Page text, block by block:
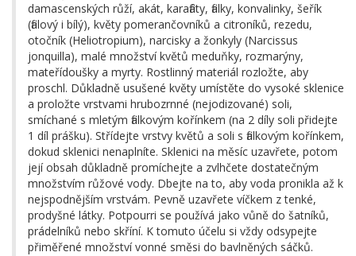
damascenských růží, akát, karafiáty, fialky, konvalinky, šeřík
(fialový i bílý), květy pomerančovníků a citroníků, rezedu,
otočník (Heliotropium), narcisky a žonkyly (Narcissus
jonquilla), malé množství květů meduňky, rozmarýny,
mateřídoušky a myrty. Rostlinný materiál rozložte, aby
proschl. Důkladně usušené květy umístěte do vysoké sklenice
a proložte vrstvami hrubozrnné (nejodizované) soli,
smíchané s mletým fialkovým kořínkem (na 2 díly soli přidejte
1 díl prášku). Střídejte vrstvy květů a soli s fialkovým kořínkem,
dokud sklenici nenaplníte. Sklenici na měsíc uzavřete, potom
její obsah důkladně promíchejte a zvlhčete dostatečným
množstvím růžové vody. Dbejte na to, aby voda pronikla až k
nejspodnějším vrstvám. Pevně uzavřete víčkem z tenké,
prodyšné látky. Potpourri se používá jako vůně do šatníků,
prádelníků nebo skříní. K tomuto účelu si vždy odsypejte
přiměřené množství vonné směsi do bavlněných sáčků.